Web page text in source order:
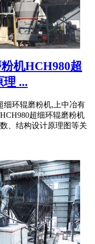
机HCH980超
...
细环辊磨粉机,上中冶有
超细环辊磨粉机
、结构设计原理图等关